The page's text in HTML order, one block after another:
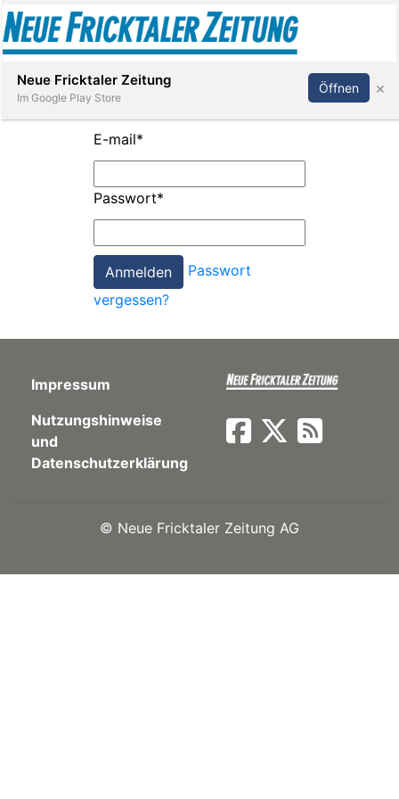
Paper
App
Abonnieren Anmelden
E-mail*
Passwort*
Passwort
vergessen?
Impressum
Nutzungshinweise
und
Datenschutzerklärung
© Neue Fricktaler Zeitung AG
Neue Fricktaler Zeitung
Im Google Play Store
Öffnen ×